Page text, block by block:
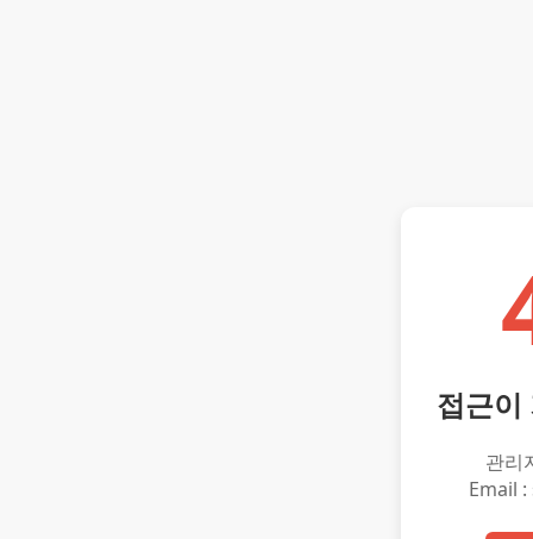
접근이
관리
Email